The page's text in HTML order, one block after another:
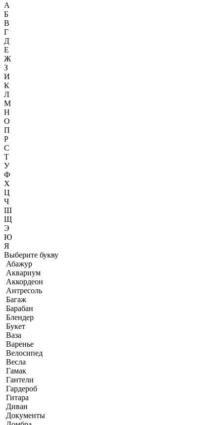
А
Б
В
Г
Д
Е
Ж
З
И
К
Л
М
Н
О
П
Р
С
Т
У
Ф
Х
Ц
Ч
Ш
Щ
Э
Ю
Я
Выберите букву
Абажур
Аквариум
Аккордеон
Антресоль
Багаж
Барабан
Блендер
Букет
Ваза
Варенье
Велосипед
Весла
Гамак
Гантели
Гардероб
Гитара
Диван
Документы